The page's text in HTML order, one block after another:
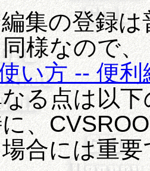
集の登録
様なので、
い方 -- 便利
る点は以下
、
合には重